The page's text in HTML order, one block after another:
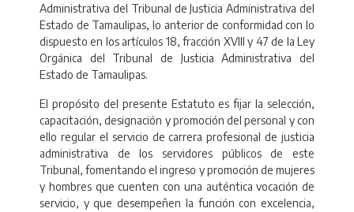
Administrativa del Tribunal de Justicia Administrativa del
Estado de Tamaulipas, lo anterior de conformidad con lo
dispuesto en los artículos 18, fracción XVIII y 47 de la Ley
Orgánica del Tribunal de Justicia Administrativa del
Estado de Tamaulipas.
El propósito del presente Estatuto es fijar la selección,
capacitación, designación y promoción del personal y con
ello regular el servicio de carrera profesional de justicia
administrativa de los servidores públicos de este
Tribunal, fomentando el ingreso y promoción de mujeres
y hombres que cuenten con una auténtica vocación de
servicio, y que desempeñen la función con excelencia,